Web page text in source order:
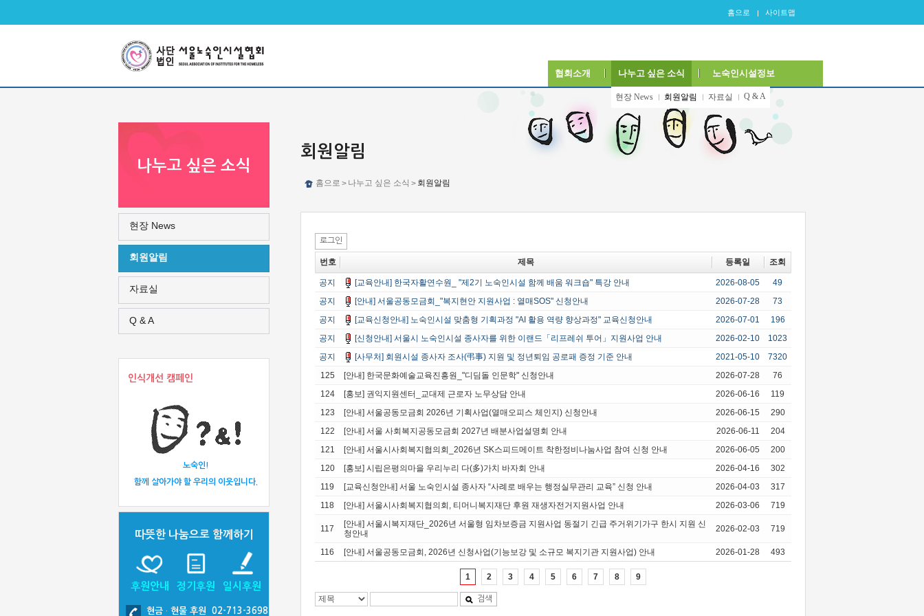
홈으로 사이트맵
협회소개 나누고 싶은 소식 노숙인시설정보
현장 News 회원알림 자료실 Q & A
회원알림
홈으로 > 나누고 싶은 소식 > 회원알림
로그인
번호 제목 등록일 조회
공지 [교육안내] 한국자활연수원_ "제2기 노숙인시설 함께 배움 워크숍" 특강 안내 2026-08-05
49
공지
[안내] 서울공동모금회_"복지현안 지원사업 : 열매SOS" 신청안내 2026-07-28
73
공지
[교육신청안내] 노숙인시설 맞춤형 기획과정 "AI 활용 역량 향상과정" 교육신청안내 2026-07-01
196
공지
[신청안내] 서울시 노숙인시설 종사자를 위한 이랜드「리프레쉬 투어」지원사업 안내 2026-02-10
1023
공지
[사무처] 회원시설 종사자 조사(弔事) 지원 및 정년퇴임 공로패 증정 기준 안내 2021-05-10
7320
125
[안내] 한국문화예술교육진흥원_"디딤돌 인문학" 신청안내 2026-07-28
76
124
[홍보] 권익지원센터_교대제 근로자 노무상담 안내 2026-06-16
119
123
[안내] 서울공동모금회 2026년 기획사업(열매오피스 체인지) 신청안내 2026-06-15
290
122
[안내] 서울 사회복지공동모금회 2027년 배분사업설명회 안내 2026-06-11
204
121
[안내] 서울시사회복지협의회_2026년 SK스피드메이트 착한정비나눔사업 참여 신청 안내 2026-06-05
200
120
[홍보] 시립은평의마을 우리누리 다(多)가치 바자회 안내 2026-04-16
302
119
[교육신청안내] 서울 노숙인시설 종사자 “사례로 배우는 행정실무관리 교육” 신청 안내 2026-04-03
317
118
[안내] 서울시사회복지협의회, 티머니복지재단 후원 재생자전거지원사업 안내 2026-03-06 719
117
[안내] 서울시복지재단_2026년 서울형 임차보증금 지원사업 동절기 긴급 주거위기가구 한시 지원 신
청안내
2026-02-03 719
116 [안내] 서울공동모금회, 2026년 신청사업(기능보강 및 소규모 복지기관 지원사업) 안내 2026-01-28 493
1 2 3 4 5 6 7 8 9
검색
나누고 싶은 소식
현장 News
회원알림
자료실
Q & A
인식개선 캠페인
노숙인!
함께 살아가야 할 우리의 이웃입니다.
따뜻한 나눔으로 함께하기
후원안내 정기후원 일시후원
현금 · 현물 후원 02-713-3698